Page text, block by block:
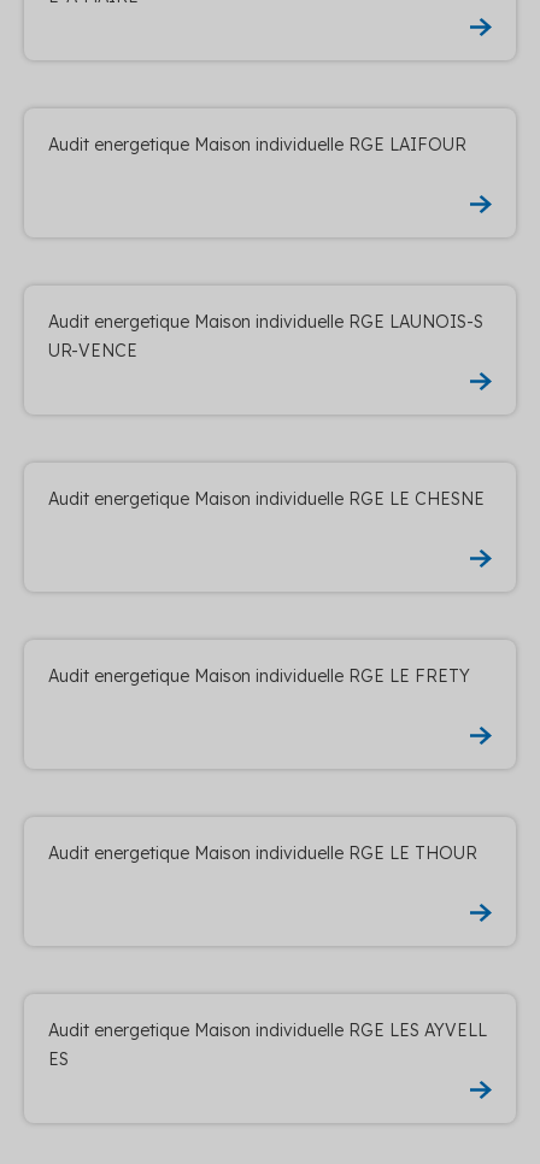
Audit energetique Maison individuelle RGE LAIFOUR
Audit energetique Maison individuelle RGE LAUNOIS-S
UR-VENCE
Audit energetique Maison individuelle RGE LE CHESNE
Audit energetique Maison individuelle RGE LE FRETY
Audit energetique Maison individuelle RGE LE THOUR
Audit energetique Maison individuelle RGE LES AYVELL
ES